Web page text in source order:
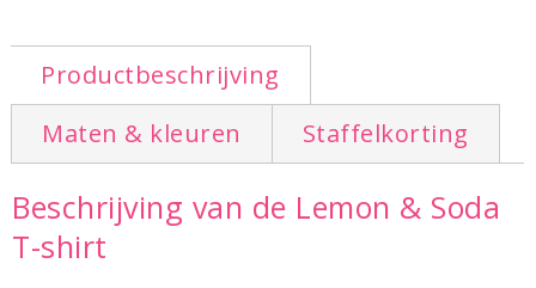
Productbeschrijving
Maten & kleuren
Staffelkorting
Beschrijving van de Lemon & Soda
T-shirt